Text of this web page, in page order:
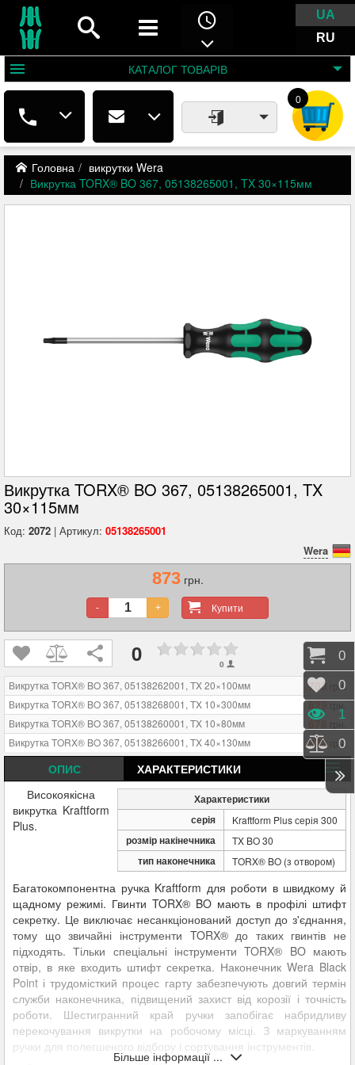
UA
RU
КАТАЛОГ ТОВАРІВ
0
Головна
викрутки Wera
Викрутка TORX® BO 367, 05138265001, TX 30×115мм
Викрутка TORX® BO 367, 05138265001, TX
30×115мм
Код: 2072 | Артикул: 05138265001
Wera
873грн.
Купити
- +
0 0
Викрутка TORX® BO 367, 05138262001, TX 20×100мм 703
грн.
Викрутка TORX® BO 367, 05138268001, TX 10×300мм
829грн.
Викрутка TORX® BO 367, 05138260001, TX 10×80мм
676
Викрутка TORX® BO 367, 05138266001, TX 40×130мм
972 грн.
Викрутка TORX® BO 367, 05138257001, TX 7×60мм
676грн.
Викрутка TORX® BO 367, 05138258001, TX 8×60мм
676грн.
Викрутка TORX® BO 367, 05138259001, TX 9×60мм
Викрутка TORX® BO 367, 05138261001, TX 15×80мм
685грн.
Викрутка TORX® BO 367, 05138269001, TX 15×300мм
Викрутка TORX® BO 367, 05138270001, TX 20×300мм
856грн.
Викрутка TORX® BO 367, 05138263001, TX 25×100мм
750грн.
Викрутка TORX® BO 367, 05138264001, TX 27×115мм
821грн.
Викрутка TORX® BO 367, 05138265001, TX 30×115мм
грн.
ОПИС ХАРАКТЕРИСТИКИ
Характеристики
серія
Kraftform Plus серія 300
розмір накінечника TX BO 30
тип наконечника TORX® BO (з отвором)
Високоякісна
викрутка Kraftform
Plus.
Багатокомпонентна ручка Kraftform для роботи в швидкому й
щадному режимі. Гвинти TORX® BO мають в профілі штифт
секретку. Це виключає несанкціонований доступ до з'єднання,
тому що звичайні інструменти TORX® до таких гвинтів не
підходять. Тільки спеціальні інструменти TORX® BO мають
отвір, в яке входить штифт секретка. Наконечник Wera Black
Point і трудомісткий процес гарту забезпечують довгий термін
служби наконечника, підвищений захист від корозії і точність
роботи. Шестигранний край ручки запобігає набридливу
перекочування викрутки на робочому місці. З маркуванням
ручки для полегшеного відбору і сортування інструментів.
Більше інформації ...
0
0
1
0